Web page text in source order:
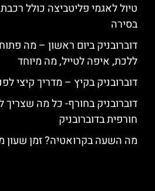
טיול לאגמי פליטביצה כולל
בסירה
דוברובניק ביום ראשון – מה
ללכת, איפה לטייל, מה מיוחד
דוברובניק בקיץ – מדריך קיצי
דוברובניק בחורף- כל מה
חורפית בדוברובניק
מה השעה בקרואטיה? זמן שעון